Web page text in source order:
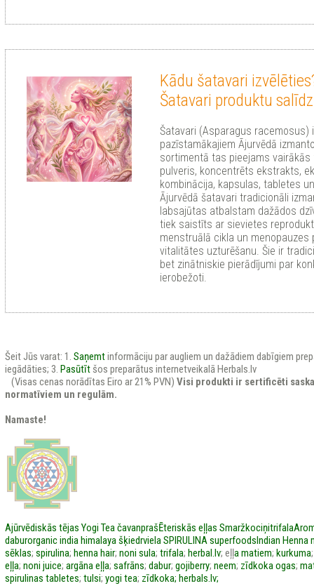
Kādu šatavari
Šatavari produktu
Šatavari (Asparagus racemosus)
pazīstamākajiem Ājurvēdā
sortimentā tas pieejams
pulveris, koncentrēts ekstrakts,
kombinācija, kapsulas, tabletes
Ājurvēdā šatavari tradicionāli
labsajūtas atbalstam dažādos
tiek saistīts ar sievietes
menstruālā cikla un menopauzes
vitalitātes uzturēšanu. Šie ir
bet zinātniskie pierādījumi par
ierobežoti.
Šeit Jūs varat: 1. Saņemtinformāciju par augliem un dažādiem dabīgiem
iegādāties; 3. Pasūtītšos preparātus internetveikalā Herbals.lv
(Visas cenas norādītas Eiro ar 21% PVN) Visi produkti ir sertificēti
normatīviem un regulām.
Namaste!
Ajūrvēdiskās tējas Yogi TeačavanprašĒteriskās eļļas Smaržkociņitrifala
daburorganic india himalayašķiedrvielaSPIRULINAsuperfoods Indian Henna
sēklas; spirulina; henna hair; noni sula; trifala; herbal.lv; eļļ a matiem; kurkuma
eļļa; noni juice; argāna eļļa; safrāns; dabur; gojiberry; neem; zīdkoka ogas;
spirulinas tabletes; tulsi; yogi tea; zīdkoka; herbals.lv;